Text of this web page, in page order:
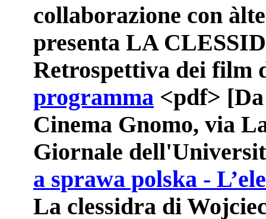
collaborazione con
presenta LA
Retrospettiva dei film
programma <pdf>
Cinema Gnomo, via
Giornale
a sprawa polska -
La clessidra di